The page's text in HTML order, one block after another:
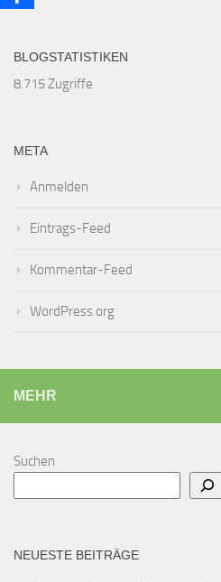
BLOGSTATISTIKEN
8.715 Zugriffe
META
Anmelden
Eintrags-Feed
Kommentar-Feed
WordPress.org
MEHR
Suchen
NEUESTE BEITRÄGE